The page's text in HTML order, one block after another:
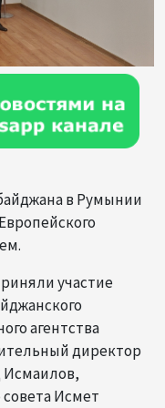
в Румынии
участие
агентства
директор
Исмаилов,
Исмет